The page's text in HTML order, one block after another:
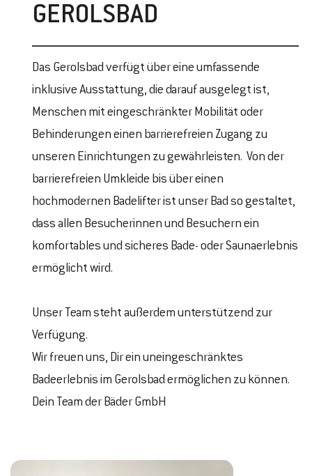
GEROLSBAD
Das Gerolsbad verfügt über eine umfassende
inklusive Ausstattung, die darauf ausgelegt ist,
Menschen mit eingeschränkter Mobilität oder
Behinderungen einen barrierefreien Zugang zu
unseren Einrichtungen zu gewährleisten. Von der
barrierefreien Umkleide bis über einen
hochmodernen Badelifter ist unser Bad so gestaltet,
dass allen Besucherinnen und Besuchern ein
komfortables und sicheres Bade- oder Saunaerlebnis
ermöglicht wird.
Unser Team steht außerdem unterstützend zur
Verfügung.
Wir freuen uns, Dir ein uneingeschränktes
Badeerlebnis im Gerolsbad ermöglichen zu können.
Dein Team der Bäder GmbH